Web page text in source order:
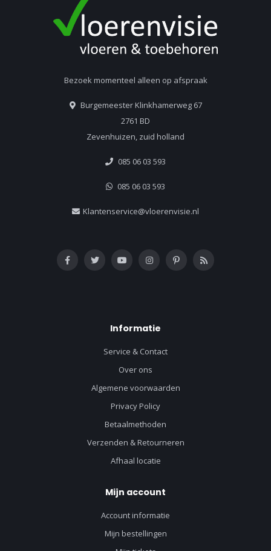
Bezoek momenteel alleen op afspraak
Burgemeester Klinkhamerweg 67
2761 BD
Zevenhuizen, zuid holland
085 06 03 593
085 06 03 593
Klantenservice@vloerenvisie.nl
Informatie
Service & Contact
Over ons
Algemene voorwaarden
Privacy Policy
Betaalmethoden
Verzenden & Retourneren
Afhaal locatie
Mijn account
Account informatie
Mijn bestellingen